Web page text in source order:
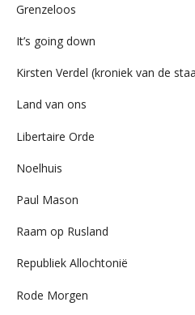
Grenzeloos
It’s going down
Kirsten Verdel (kroniek van de
Land van ons
Libertaire Orde
Noelhuis
Paul Mason
Raam op Rusland
Republiek Allochtonië
Rode Morgen